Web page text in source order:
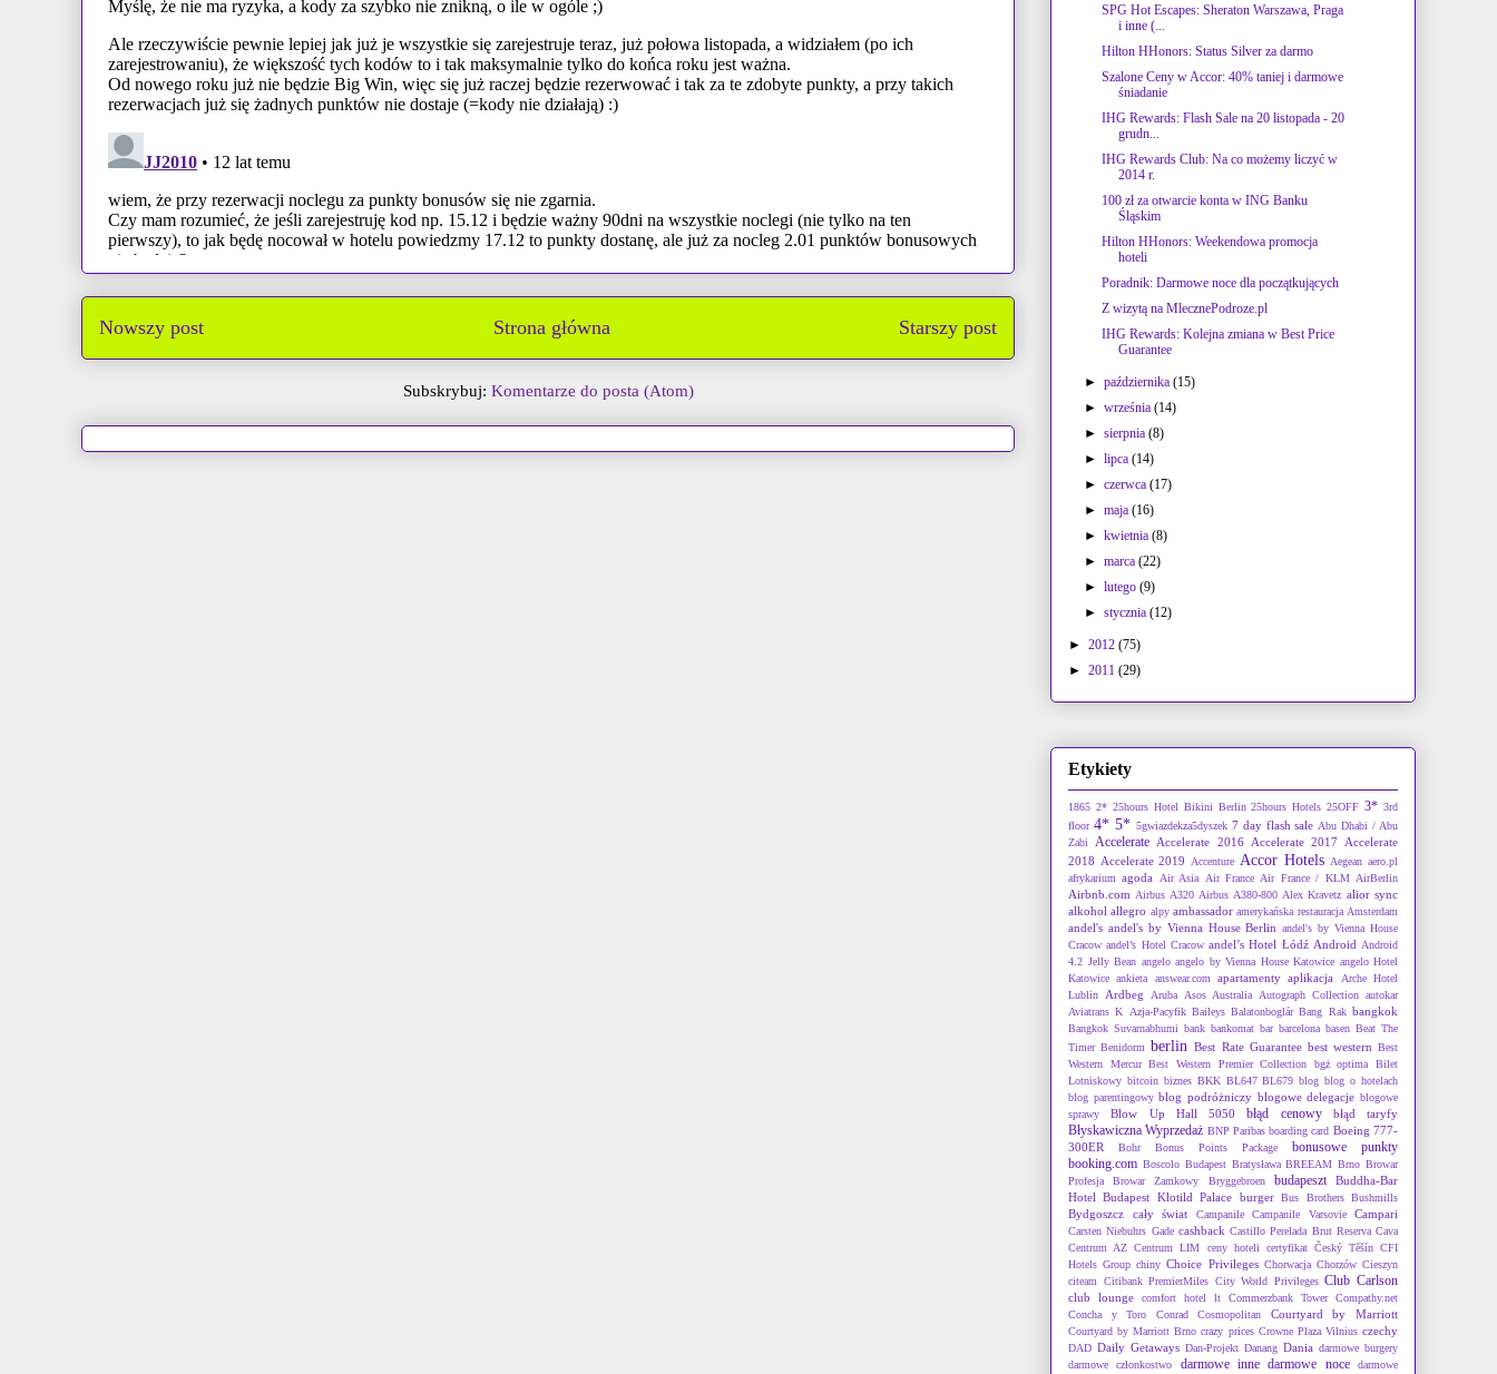
Nowszy post Starszy post
Strona główna
Subskrybuj: Komentarze do posta (Atom)
SPG Hot Escapes: Sheraton Warszawa, Praga
i inne (...
Hilton HHonors: Status Silver za darmo
Szalone Ceny w Accor: 40% taniej i darmowe
śniadanie
IHG Rewards: Flash Sale na 20 listopada - 20
grudn...
IHG Rewards Club: Na co możemy liczyć w
2014 r.
100 zł za otwarcie konta w ING Banku
Śląskim
Hilton HHonors: Weekendowa promocja
hoteli
Poradnik: Darmowe noce dla początkujących
Z wizytą na MlecznePodroze.pl
IHG Rewards: Kolejna zmiana w Best Price
Guarantee
►października(15)
►września(14)
►sierpnia(8)
►lipca(14)
►czerwca(17)
►maja(16)
►kwietnia(8)
►marca(22)
►lutego(9)
►stycznia(12)
► 2012 (75)
► 2011 (29)
Etykiety
1865 2* 25hours Hotel Bikini Berlin 25hours Hotels 25OFF 3* 3rd
floor 4* 5* 5gwiazdekza5dyszek 7 day flash sale Abu Dhabi / Abu
Zabi
Accelerate Accelerate 2016 Accelerate 2017 Accelerate
2018 Accelerate 2019 Accenture Accor Hotels Aegean aero.pl
afrykarium agoda Air Asia Air France Air France / KLM AirBerlin
Airbnb.com Airbus A320 Airbus A380-800 Alex Kravetz alior sync
alkohol allegro alpy ambassador amerykańska restauracja Amsterdam
andel's andel's by Vienna House Berlin andel's by Vienna House
Cracow andel’s Hotel Cracow andel’s Hotel Łódź Android Android
4.2 Jelly Bean angelo angelo by Vienna House Katowice angelo Hotel
Katowice ankieta answear.com apartamenty aplikacja
Arche Hotel
Lublin
Ardbeg Aruba Asos Australia Autograph Collection autokar
Aviatrans K
Azja-Pacyfik Baileys Balatonboglár Bang Rak bangkok
Bangkok Suvarnabhumi bank bankomat bar barcelona basen Beat The
Timer Benidorm berlin Best Rate Guarantee best western Best
Western Mercur
Best Western Premier Collection bgż optima
Bilet
Lotniskowy bitcoin biznes BKK BL647 BL679 blog blog o hotelach
blog parentingowy blog podróżniczy blogowe delegacje blogowe
sprawy
Blow Up Hall 5050 błąd cenowy błąd taryfy
Błyskawiczna Wyprzedaż BNP Paribas boarding card Boeing 777-
300ER
Bohr Bonus Points Package
bonusowe punkty
booking.com Boscolo Budapest Bratysława BREEAM Brno Browar
Profesja
Browar Zamkowy Bryggebroen budapeszt
Buddha-Bar
Hotel Budapest Klotild Palace burger Bus Brothers Bushmills
Bydgoszcz cały świat Campanile Campanile Varsovie Campari
Carsten Niebuhrs Gade cashback Castillo Perelada Brut Reserva Cava
Centrum AZ Centrum LIM ceny hoteli certyfikat Český Těšín CFI
Hotels Group chiny Choice Privileges Chorwacja Chorzów Cieszyn
citeam
Citibank PremierMiles City World Privileges Club Carlson
club lounge comfort hotel lt Commerzbank Tower
Compathy.net
Concha y Toro
Conrad Cosmopolitan Courtyard by Marriott
Courtyard by Marriott Brno crazy prices Crowne Plaza Vilnius czechy
DAD Daily Getaways Dan-Projekt Danang Dania darmowe burgery
darmowe członkostwo
darmowe inne darmowe noce darmowe